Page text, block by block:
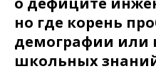
но где корень
демографии или
школьных